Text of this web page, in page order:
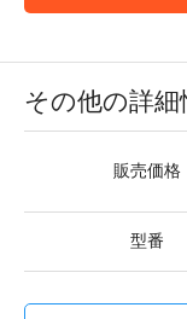
その他の詳細
販売価格
型番